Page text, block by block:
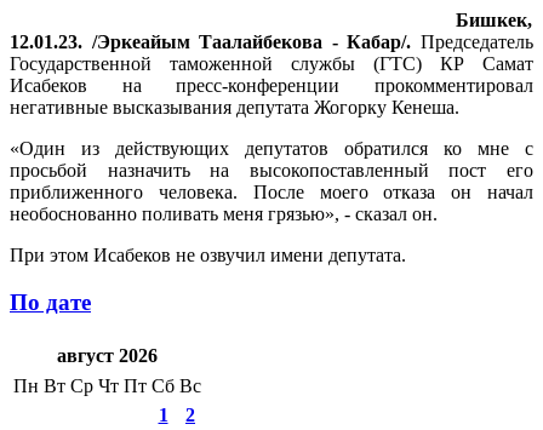
Бишкек,
12.01.23. /Эркеайым Таалайбекова - Кабар/. Председатель
Государственной таможенной службы (ГТС) КР Самат
Исабеков на пресс-конференции прокомментировал
негативные высказывания депутата Жогорку Кенеша.
«Один из действующих депутатов обратился ко мне с
просьбой назначить на высокопоставленный пост его
приближенного человека. После моего отказа он начал
необоснованно поливать меня грязью», - сказал он.
При этом Исабеков не озвучил имени депутата.
По дате
август 2026
Пн Вт Ср Чт Пт Сб Вс
1
2